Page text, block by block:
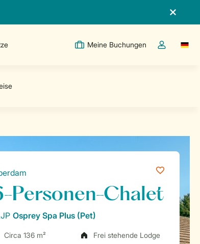
Meine Buchungen
Dropdown-
Personen-Chalet
Osprey Spa Plus (Pet)
Circa 136 m²
Frei stehende Lodge